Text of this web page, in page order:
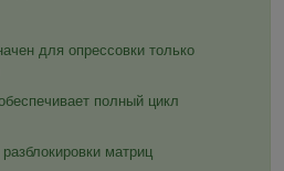
для опрессовки только
полный цикл
матриц